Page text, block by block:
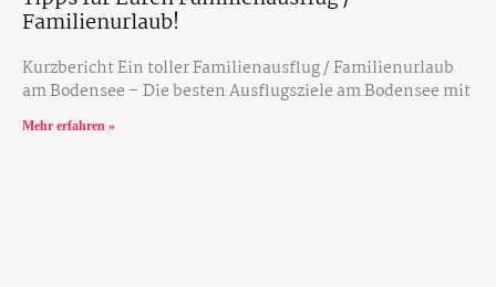
Familienurlaub!
Kurzbericht Ein toller Familienausflug / Familienurlaub
am Bodensee – Die besten Ausflugsziele am Bodensee mit
Mehr erfahren »